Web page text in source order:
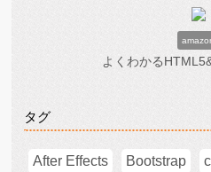
よくわかる
タグ
After Effects Bootstrap